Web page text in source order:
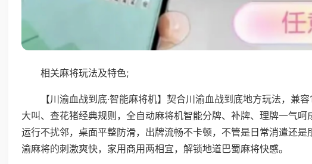
相关麻将玩法及特色;
【川渝血战到底·智能麻将机】契合川渝血战到底地方玩法，兼
大叫、查花猪经典规则，全自动麻将机智能分牌、补牌、理牌一气
运行不扰邻，桌面平整防滑，出牌流畅不卡顿，不管是日常消遣还是
渝麻将的刺激爽快，家用商用两相宜，解锁地道巴蜀麻将快感。